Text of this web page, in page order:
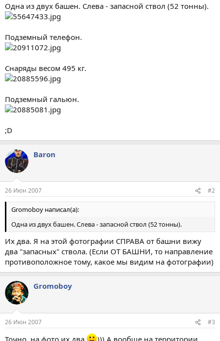
Одна из двух башен. Слева - запасной ствол (52 тонны).
Подземный телефон.
Снаряды весом 495 кг.
Подземный гальюн.
;D
Baron
26 Июн 2007 #2
Gromoboy написал(а):
Одна из двух башен. Слева - запасной ствол (52 тонны).
Их два. Я на этой фотографии СПРАВА от башни вижу
два "запасных" ствола. (Если ОТ БАШНИ, то направление
противоположное тому, какое мы видим на фотографии)
Gromoboy
26 Июн 2007 #3
Точно, на фото их два ))) А вообще на территории